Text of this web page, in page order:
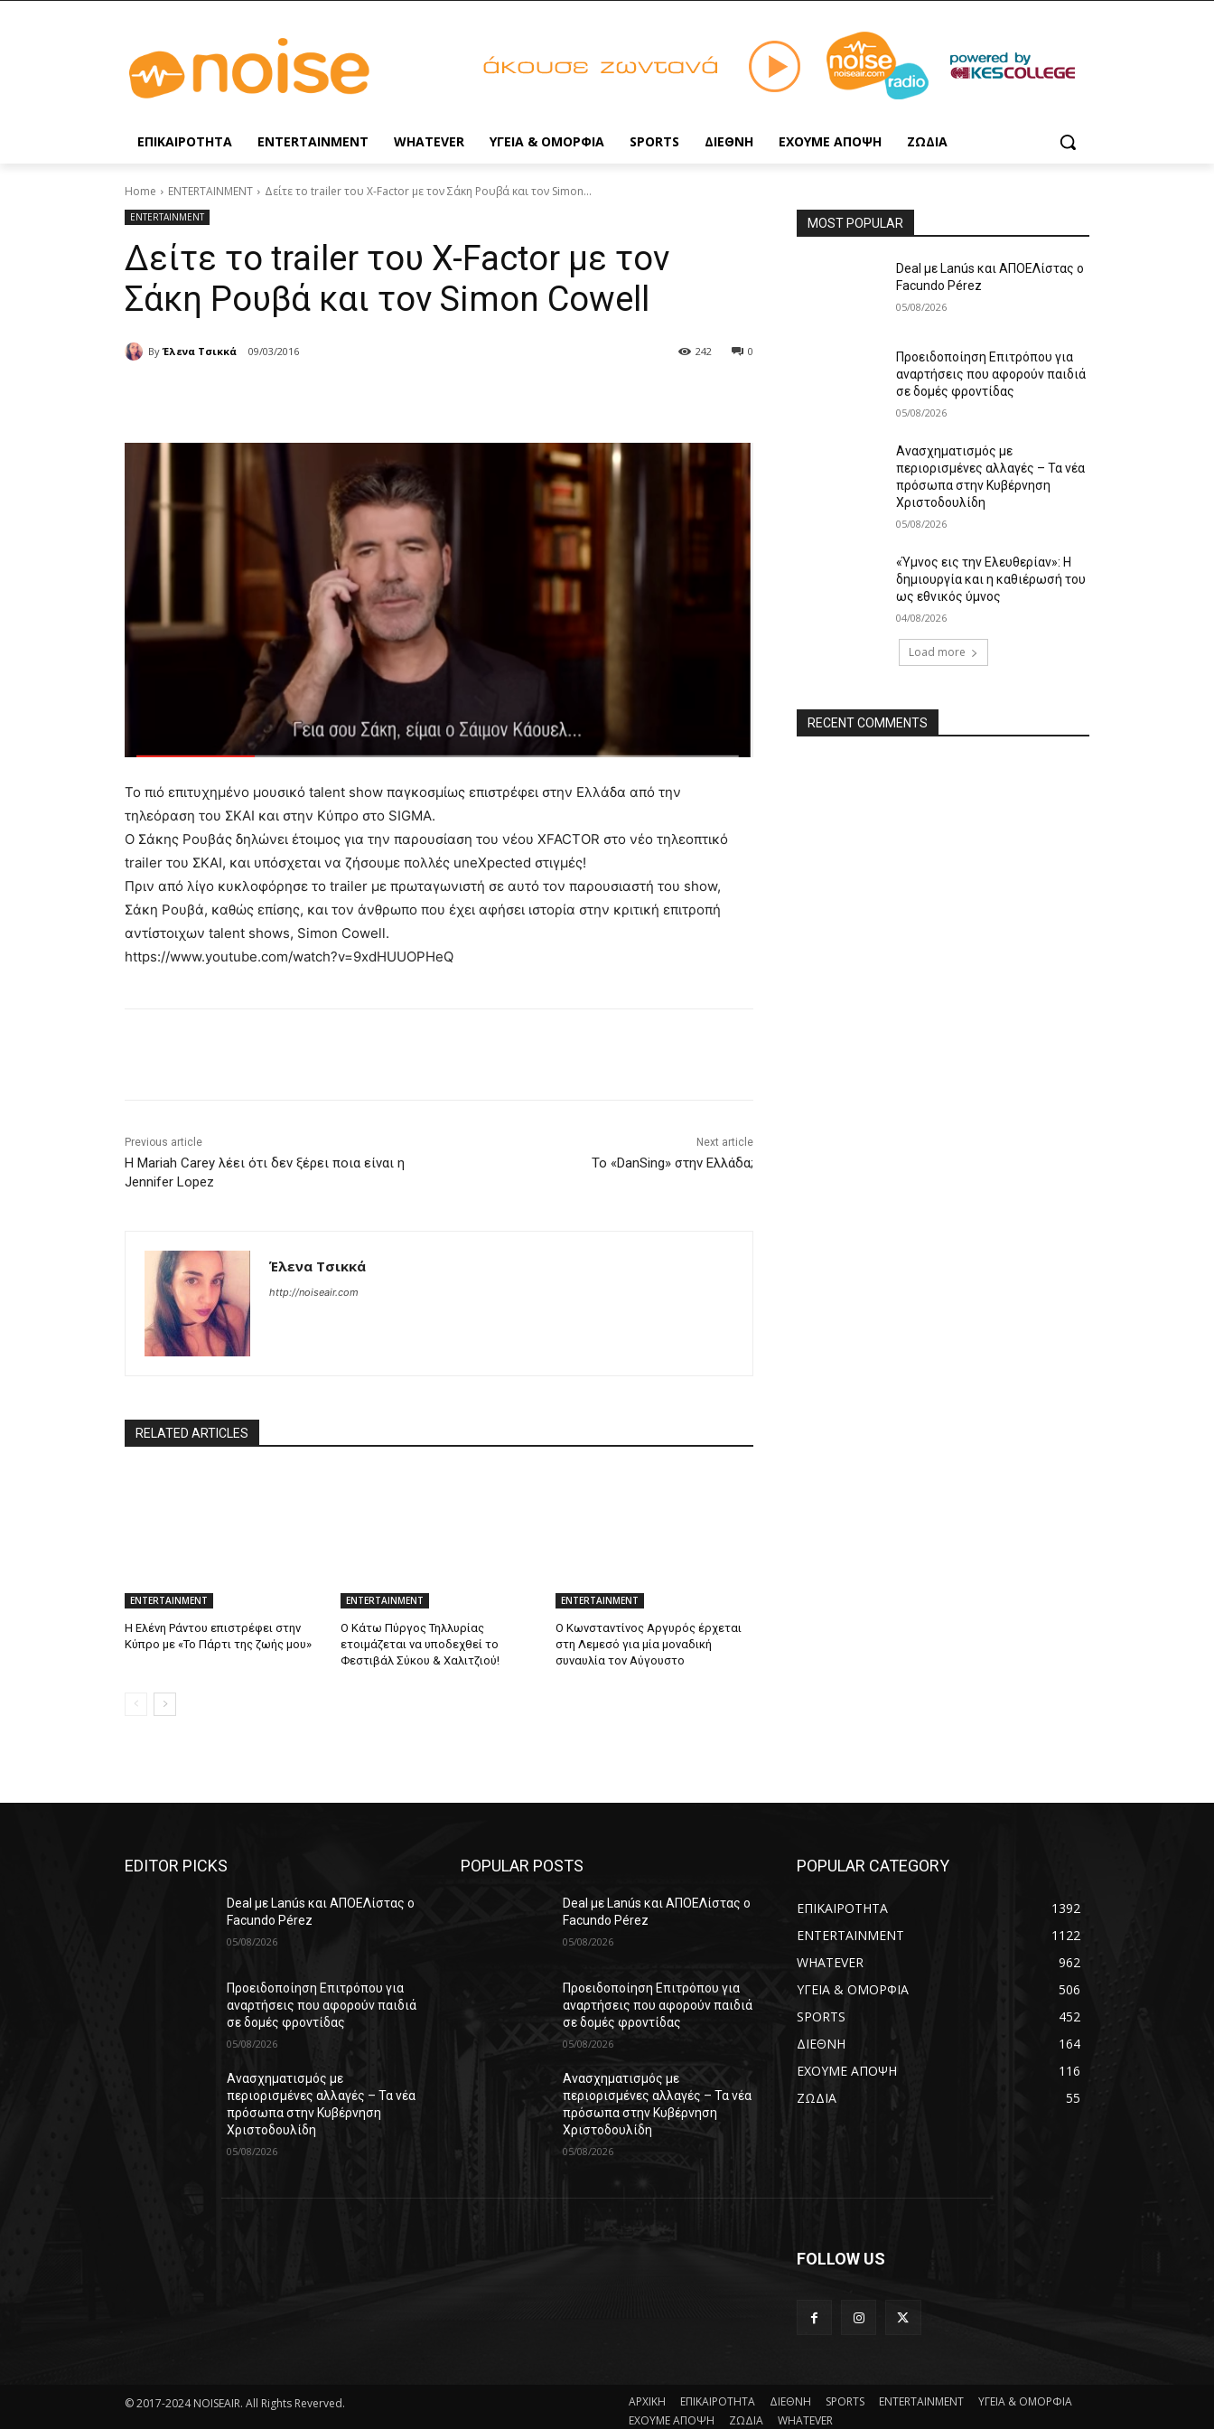
ΕΠΙΚΑΙΡΟΤΗΤΑ ENTERTAINMENT WHATEVER ΥΓΕΙΑ & ΟΜΟΡΦΙΑ SPORTS ΔΙΕΘΝΗ ΕΧΟΥΜΕ ΑΠΟΨΗ ΖΩΔΙΑ
Home ENTERTAINMENT Δείτε το trailer του X-Factor με τον Σάκη Ρουβά και τον Simon...
ENTERTAINMENT
Δείτε το trailer του X-Factor με τον
Σάκη Ρουβά και τον Simon Cowell
By Έλενα Τσικκά 09/03/2016 0
242
To πιό επιτυχημένο μουσικό talent show παγκοσμίως επιστρέφει στην Ελλάδα από την
τηλεόραση του ΣΚΑΙ και στην Κύπρο στο SIGMA.
Ο Σάκης Ρουβάς δηλώνει έτοιμος για την παρουσίαση του νέου ΧFACTOR στο νέο τηλεοπτικό
trailer του ΣΚΑΙ, και υπόσχεται να ζήσουμε πολλές uneXpected στιγμές!
Πριν από λίγο κυκλοφόρησε το trailer με πρωταγωνιστή σε αυτό τον παρουσιαστή του show,
Σάκη Ρουβά, καθώς επίσης, και τον άνθρωπο που έχει αφήσει ιστορία στην κριτική επιτροπή
αντίστοιχων talent shows, Simon Cowell.
https://www.youtube.com/watch?v=9xdHUUOPHeQ
Previous article
H Mariah Carey λέει ότι δεν ξέρει ποια είναι η
Jennifer Lopez
Next article
Το «DanSing» στην Ελλάδα;
Έλενα Τσικκά
http://noiseair.com
RELATED ARTICLES
ENTERTAINMENT
Η Ελένη Ράντου επιστρέφει στην
Κύπρο με «Το Πάρτι της ζωής μου»
ENTERTAINMENT
Ο Κάτω Πύργος Τηλλυρίας
ετοιμάζεται να υποδεχθεί το
Φεστιβάλ Σύκου & Χαλιτζιού!
ENTERTAINMENT
Ο Κωνσταντίνος Αργυρός έρχεται
στη Λεμεσό για μία μοναδική
συναυλία τον Αύγουστο
MOST POPULAR
Deal με Lanús και ΑΠΟΕΛίστας ο
Facundo Pérez
05/08/2026
Προειδοποίηση Επιτρόπου για
αναρτήσεις που αφορούν παιδιά
σε δομές φροντίδας
05/08/2026
Ανασχηματισμός με
περιορισμένες αλλαγές – Τα νέα
πρόσωπα στην Κυβέρνηση
Χριστοδουλίδη
05/08/2026
«Ύμνος εις την Ελευθερίαν»: Η
δημιουργία και η καθιέρωσή του
ως εθνικός ύμνος
04/08/2026
Load more
RECENT COMMENTS
EDITOR PICKS
Deal με Lanús και ΑΠΟΕΛίστας ο
Facundo Pérez
05/08/2026
Προειδοποίηση Επιτρόπου για
αναρτήσεις που αφορούν παιδιά
σε δομές φροντίδας
05/08/2026
Ανασχηματισμός με
περιορισμένες αλλαγές – Τα νέα
πρόσωπα στην Κυβέρνηση
Χριστοδουλίδη
05/08/2026
POPULAR POSTS
Deal με Lanús και ΑΠΟΕΛίστας ο
Facundo Pérez
05/08/2026
Προειδοποίηση Επιτρόπου για
αναρτήσεις που αφορούν παιδιά
σε δομές φροντίδας
05/08/2026
Ανασχηματισμός με
περιορισμένες αλλαγές – Τα νέα
πρόσωπα στην Κυβέρνηση
Χριστοδουλίδη
05/08/2026
POPULAR CATEGORY
ΕΠΙΚΑΙΡΟΤΗΤΑ
1392
ENTERTAINMENT
1122
WHATEVER
962
ΥΓΕΙΑ & ΟΜΟΡΦΙΑ
506
SPORTS
452
ΔΙΕΘΝΗ
164
ΕΧΟΥΜΕ ΑΠΟΨΗ
116
ΖΩΔΙΑ
55
FOLLOW US
© 2017-2024 NOISEAIR. All Rights Reverved. ΑΡΧΙΚΗ ΕΠΙΚΑΙΡΟΤΗΤΑ ΔΙΕΘΝΗ SPORTS ENTERTAINMENT
ΥΓΕΙΑ & ΟΜΟΡΦΙΑ
ΕΧΟΥΜΕ ΑΠΟΨΗ
ΖΩΔΙΑ WHATEVER